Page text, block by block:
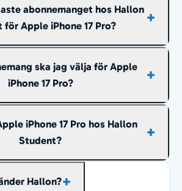
abonnemanget hos Hallon
för Apple iPhone 17 Pro?
med 10 GB och fria samtal
ska jag välja för Apple
iPhone 17 Pro?
ovan, så det du behöver
mycket surf du vill ha. Väljer du
att uppgradera hos Hallon
iPhone 17 Pro hos Hallon
Student?
räknat över hela
Hallon?